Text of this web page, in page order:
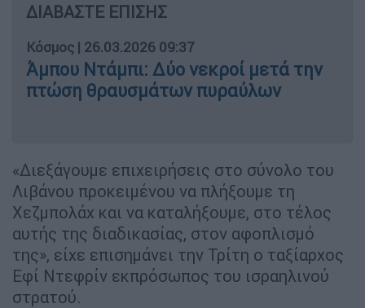
ΔΙΑΒΑΣΤΕ ΕΠΙΣΗΣ
Κόσμος | 26.03.2026 09:37
Άμπου Ντάμπι: Δύο νεκροί μετά την
πτώση θραυσμάτων πυραύλων
«Διεξάγουμε επιχειρήσεις στο σύνολο του
Λιβάνου προκειμένου να πλήξουμε τη
Χεζμπολάχ και να καταλήξουμε, στο τέλος
αυτής της διαδικασίας, στον αφοπλισμό
της», είχε επισημάνει την Τρίτη ο ταξίαρχος
Εφί Ντεφρίν εκπρόσωπος του ισραηλινού
στρατού.